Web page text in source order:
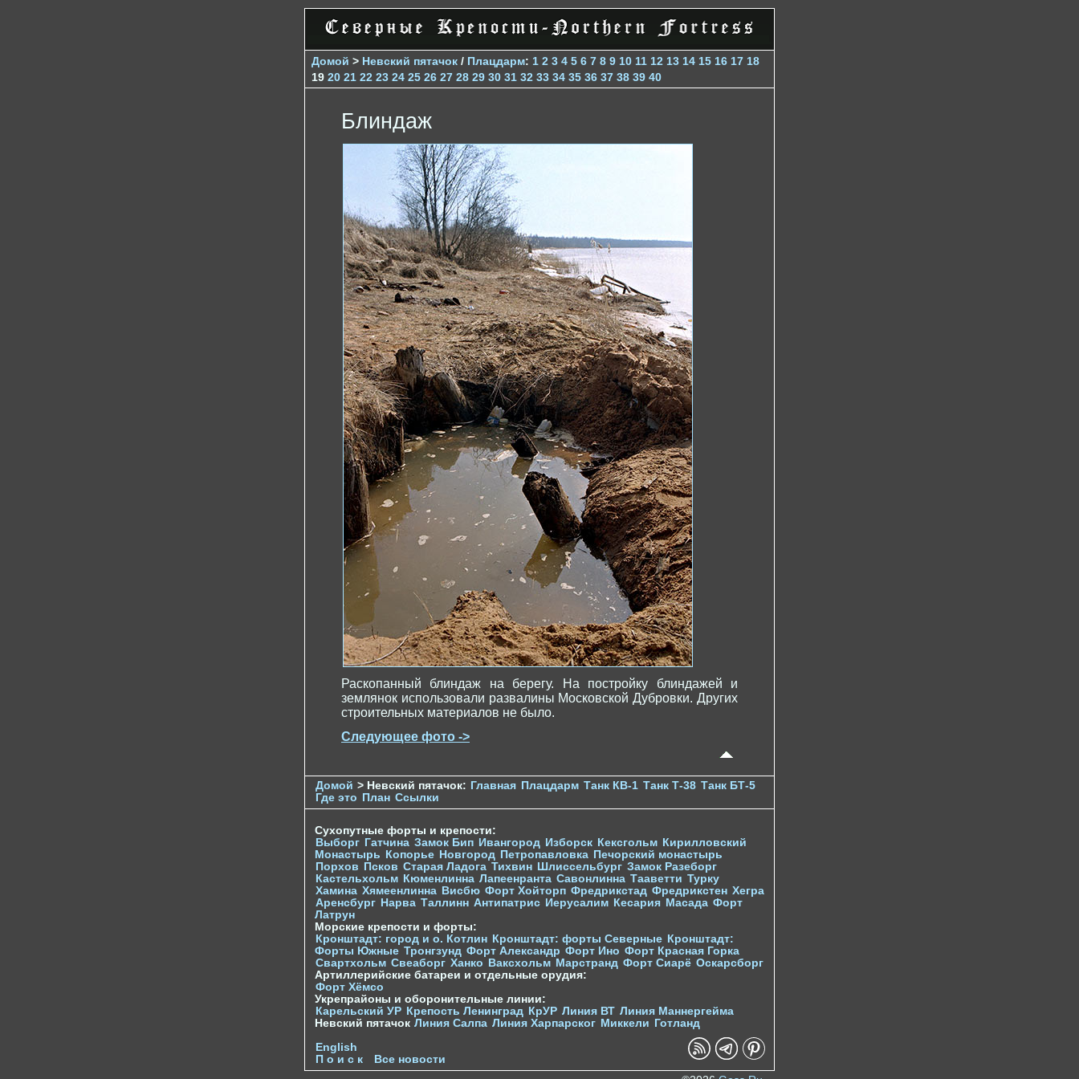
Домой > Невский пятачок / Плацдарм: 1 2 3 4 5 6 7 8 9 10 11 12 13 14 15 16 17 18
19 20 21 22 23 24 25 26 27 28 29 30 31 32 33 34 35 36 37 38 39 40
Блиндаж
Раскопанный блиндаж на берегу. На постройку блиндажей и
землянок использовали развалины Московской Дубровки. Других
строительных материалов не было.
Следующее фото ->
Домой > Невский пятачок: Главная Плацдарм Танк КВ-1 Танк Т-38 Танк БТ-5
Где это
План Ссылки
Сухопутные форты и крепости:
Выборг Гатчина Замок Бип Ивангород Изборск Кексгольм Кирилловский
Монастырь
Копорье Новгород Петропавловка Печорcкий монастырь
Порхов
Псков Старая Ладога Тихвин Шлиссельбург Замок Разеборг
Кастельхольм Кюменлинна Лапеенранта Савонлинна Тааветти Турку
Хамина Хямеенлинна Висбю Форт Хойторп Фредрикстад Фредрикстен Хегра
Аренсбург Нарва Таллинн Антипатрис Иерусалим Кесария Масада Форт
Латрун
Морские крепости и форты:
Кронштадт: город и о. Котлин Кронштадт: форты Северные Кронштадт:
Форты Южные Тронгзунд Форт Александр Форт Ино Форт Красная Горка
Свартхольм Свеаборг Ханко Ваксхольм Марстранд Форт Сиарё Оскарсборг
Артиллерийские батареи и отдельные орудия:
Форт Хёмсо
Укрепрайоны и оборонительные линии:
Карельский УР Крепость Ленинград КрУР Линия ВТ Линия Маннергейма
Невский пятачок Линия Салпа Линия Харпарског Миккели
Готланд
English
П о и с к
Все новости